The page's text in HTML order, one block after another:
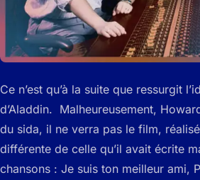
Ce n’est qu’à la suite que ressurgit
d’Aladdin. Malheureusement,
du sida, il ne verra pas le film,
différente de celle qu’il avait écrite
chansons : Je suis ton meilleur ami,